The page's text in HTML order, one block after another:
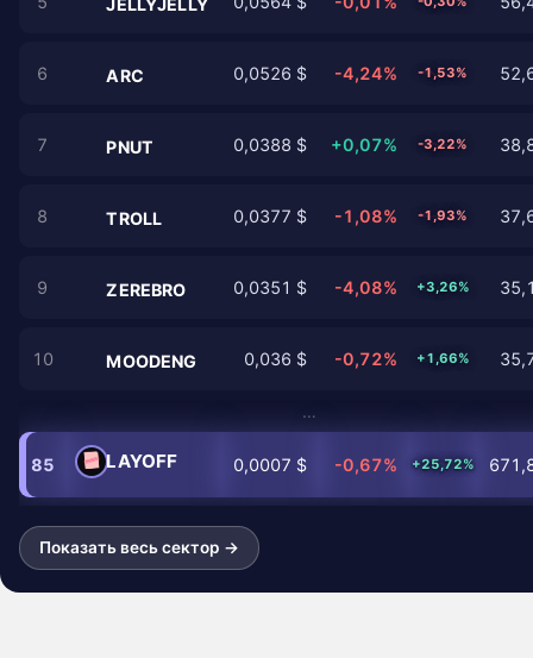
JELLYJELLY
6 ARC 0,0526 $ -4,24% -1,53%
7 PNUT 0,0388 $ +0,07% -3,22%
8 TROLL 0,0377 $ -1,08% -1,93%
9 ZEREBRO 0,0351 $ -4,08% +3,26%
10 MOODENG 0,036 $ -0,72% +1,66%
…
85 LAYOFF 0,0007 $ -0,67% +25,72%
Показать весь сектор →